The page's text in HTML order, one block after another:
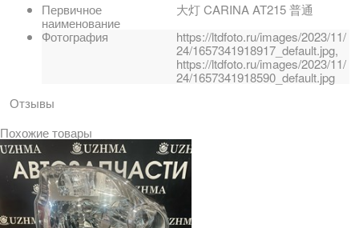
Первичное
наименование
大灯 CARINA AT215 普通
Фотография
https://ltdfoto.ru/images/2023/11/
24/1657341918917_default.jpg,
https://ltdfoto.ru/images/2023/11/
24/1657341918590_default.jpg
Отзывы
Похожие товары